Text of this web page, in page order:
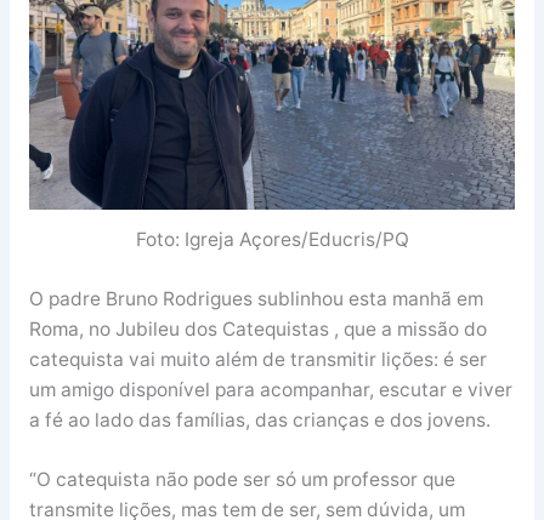
Foto: Igreja Açores/Educris/PQ
O padre Bruno Rodrigues sublinhou esta manhã em
Roma, no Jubileu dos Catequistas , que a missão do
catequista vai muito além de transmitir lições: é ser
um amigo disponível para acompanhar, escutar e viver
a fé ao lado das famílias, das crianças e dos jovens.
“O catequista não pode ser só um professor que
transmite lições, mas tem de ser, sem dúvida, um